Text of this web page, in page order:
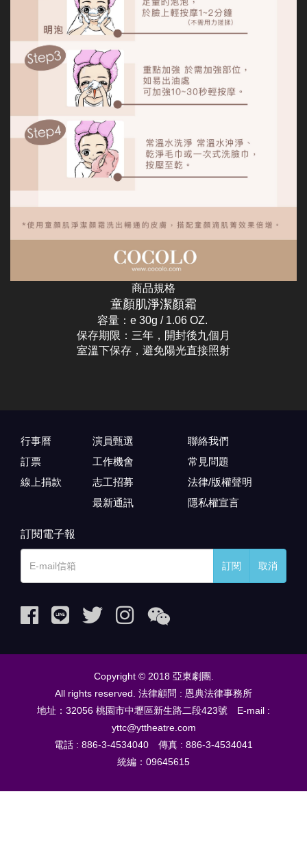
商品規格
童顏肌淨潔顏霜
容量：e 30g / 1.06 OZ.
保存期限：三年，開封後九個月
室溫下保存，避免陽光直接照射
行事曆
訂票
線上捐款
演員甄選
工作機會
志工招募
最新通訊
聯絡我們
常見問題
法律/版權聲明
隱私權宣言
訂閱電子報
訂閱 取消
Copyright © 2018 亞東劇團.
All rights reserved. 法律顧問 : 恩典法律事務所
地址：32056 桃園市中壢區新生路二段423號 E-mail :
yttc@yttheatre.com
電話 : 886-3-4534040 傳真 : 886-3-4534041
統編：09645615